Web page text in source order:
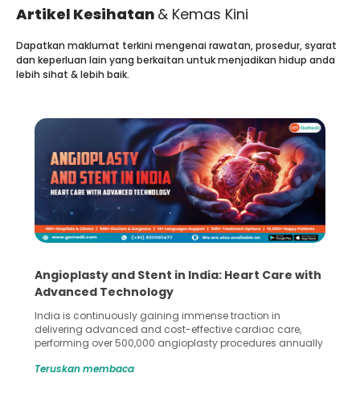
Artikel Kesihatan & Kemas Kini
Dapatkan maklumat terkini mengenai rawatan, prosedur, syarat
dan keperluan lain yang berkaitan untuk menjadikan hidup anda
lebih sihat & lebih baik.
Angioplasty and Stent in India: Heart Care with
Advanced Technology
India is continuously gaining immense traction in
delivering advanced and cost-effective cardiac care,
performing over 500,000 angioplasty procedures annually
globe are searching for treatments like angioplasty and
Teruskan membaca